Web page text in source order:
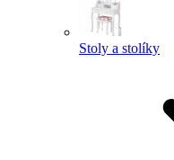
Stoly a stolíky